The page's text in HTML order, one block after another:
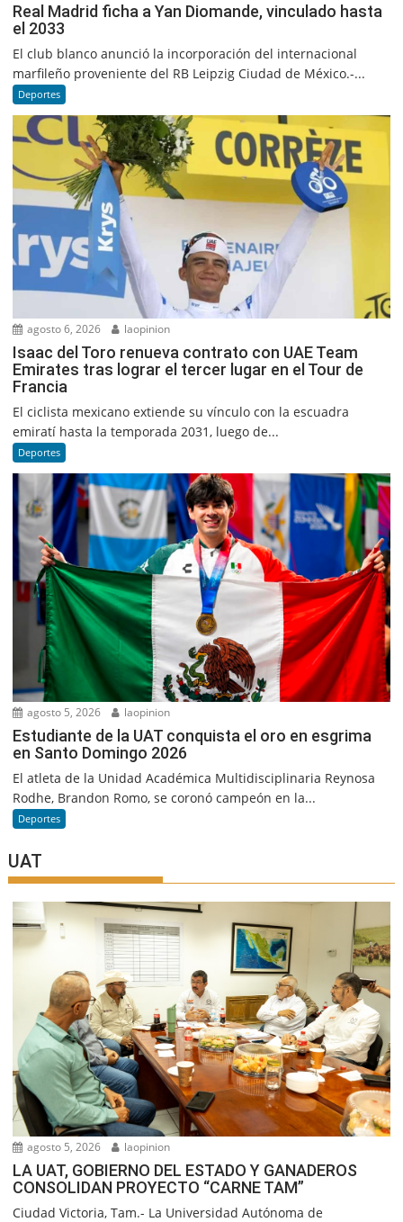
Real Madrid ficha a Yan Diomande, vinculado hasta
el 2033
El club blanco anunció la incorporación del internacional
marfileño proveniente del RB Leipzig Ciudad de México.-...
Deportes
agosto 6, 2026 laopinion
Isaac del Toro renueva contrato con UAE Team
Emirates tras lograr el tercer lugar en el Tour de
Francia
El ciclista mexicano extiende su vínculo con la escuadra
emiratí hasta la temporada 2031, luego de...
Deportes
agosto 5, 2026 laopinion
Estudiante de la UAT conquista el oro en esgrima
en Santo Domingo 2026
El atleta de la Unidad Académica Multidisciplinaria Reynosa
Rodhe, Brandon Romo, se coronó campeón en la...
Deportes
UAT
agosto 5, 2026 laopinion
LA UAT, GOBIERNO DEL ESTADO Y GANADEROS
CONSOLIDAN PROYECTO “CARNE TAM”
Ciudad Victoria, Tam.- La Universidad Autónoma de